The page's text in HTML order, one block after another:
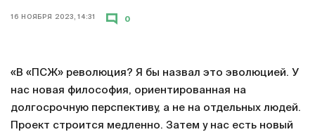
16 НОЯБРЯ 2023, 14:31 0
«В «ПСЖ» революция? Я бы назвал это эволюцией. У
нас новая философия, ориентированная на
долгосрочную перспективу, а не на отдельных людей.
Проект строится медленно. Затем у нас есть новый